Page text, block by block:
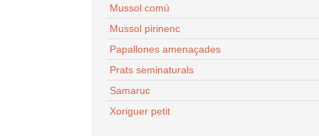
Mussol comú
Mussol pirinenc
Papallones amenaçades
Prats seminaturals
Samaruc
Xoriguer petit